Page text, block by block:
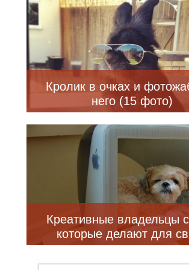
Кролик в очках и
него (15 фото)
Креативные владельцы
которые делают для
питомцев оригинальные
фото)